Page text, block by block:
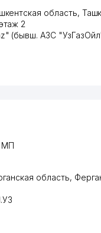
область,
2
(бывш. АЗС
МП
область,